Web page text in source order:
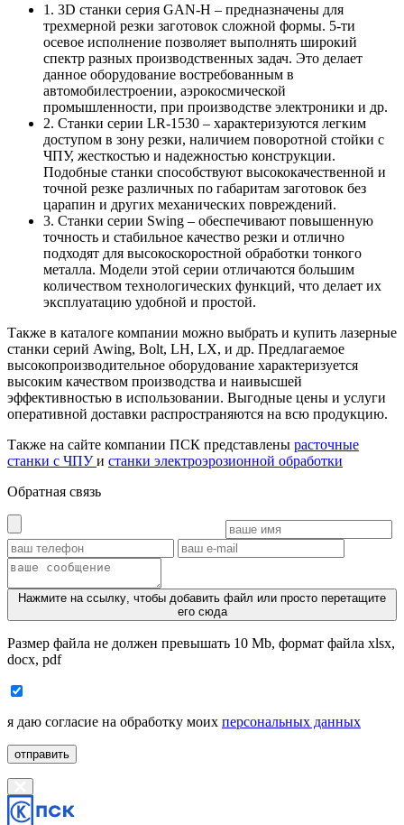
1. 3D станки серия GAN-H – предназначены для
трехмерной резки заготовок сложной формы. 5-ти
осевое исполнение позволяет выполнять широкий
спектр разных производственных задач. Это делает
данное оборудование востребованным в
автомобилестроении, аэрокосмической
промышленности, при производстве электроники и др.
2. Станки серии LR-1530 – характеризуются легким
доступом в зону резки, наличием поворотной стойки с
ЧПУ, жесткостью и надежностью конструкции.
Подобные станки способствуют высококачественной и
точной резке различных по габаритам заготовок без
царапин и других механических повреждений.
3. Станки серии Swing – обеспечивают повышенную
точность и стабильное качество резки и отлично
подходят для высокоскоростной обработки тонкого
металла. Модели этой серии отличаются большим
количеством технологических функций, что делает их
эксплуатацию удобной и простой.
Также в каталоге компании можно выбрать и купить лазерные
станки серий Awing, Bolt, LH, LХ, и др. Предлагаемое
высокопроизводительное оборудование характеризуется
высоким качеством производства и наивысшей
эффективностью в использовании. Выгодные цены и услуги
оперативной доставки распространяются на всю продукцию.
Также на сайте компании ПСК представлены расточные
станки с ЧПУи станки электроэрозионной обработки
Обратная связь
Нажмите на ссылку
его сюда
Размер файла не должен превышать 10 Mb, формат файла xlsx,
docx, pdf
я даю согласие на обработку моих персональных данных
отправить